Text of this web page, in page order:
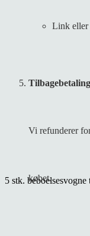
Link eller
Vi refunderer
købet.
5 stk.